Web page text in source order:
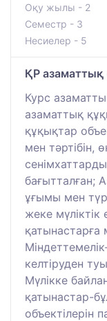
Оқу жылы - 2
Семестр - 3
Несиелер - 5
ҚР
Курс
азаматтық
құқықтар
мен тәртібін,
бағытталған;
ұғымы мен
жеке мүліктік
қатынастарға
келтіруден
Мүлікке
қатынастар-
объектілерін